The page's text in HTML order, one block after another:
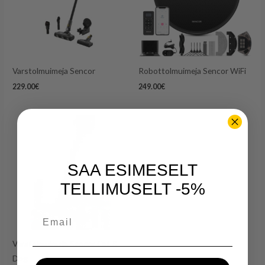
Varstolmuimeja Sencor
229.00€
Robottolmuimeja Sencor WiFi
249.00€
Varstolmuimeja Sencor Cat &
Dog
SAA ESIMESELT
TELLIMUSELT -5%